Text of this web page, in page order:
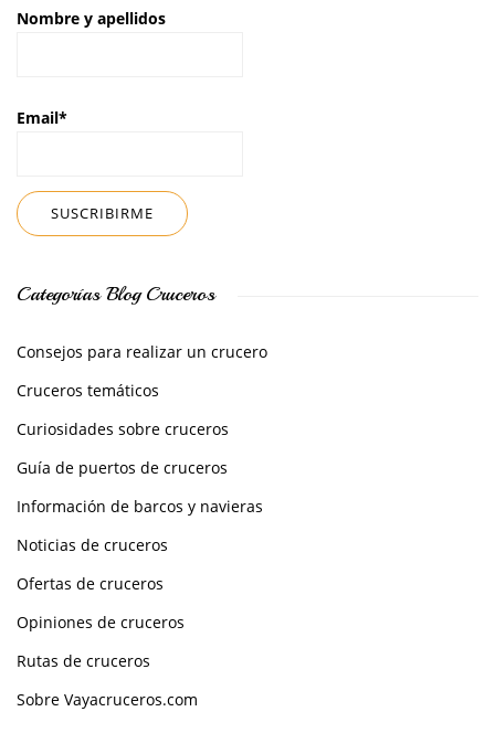
Nombre y apellidos
Email*
Categorías Blog Cruceros
Consejos para realizar un crucero
Cruceros temáticos
Curiosidades sobre cruceros
Guía de puertos de cruceros
Información de barcos y navieras
Noticias de cruceros
Ofertas de cruceros
Opiniones de cruceros
Rutas de cruceros
Sobre Vayacruceros.com